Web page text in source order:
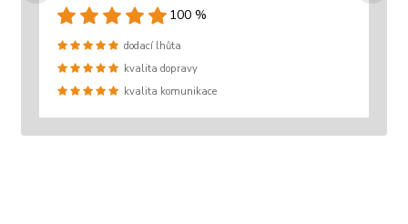
100 %
dodací lhůta
kvalita dopravy
kvalita komunikace